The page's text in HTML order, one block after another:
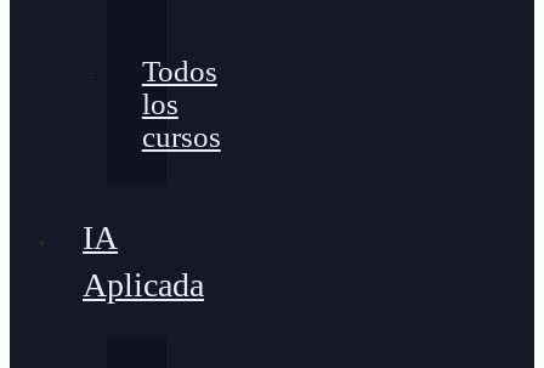
Todos
los
cursos
IA
Aplicada